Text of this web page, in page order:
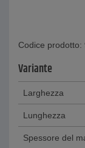
Codice prodotto:
Variante
Larghezza
Lunghezza
Spessore del